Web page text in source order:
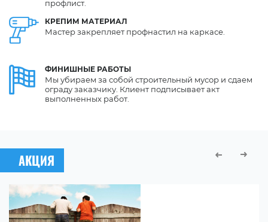
КРЕПИМ МАТЕРИАЛ
ФИНИШНЫЕ РАБОТЫ
профлист.
Мастер закрепляет профнастил на каркасе.
Мы убираем за собой строительный мусор и сдаем
ограду заказчику. Клиент подписывает акт
выполненных работ.
АКЦИЯ